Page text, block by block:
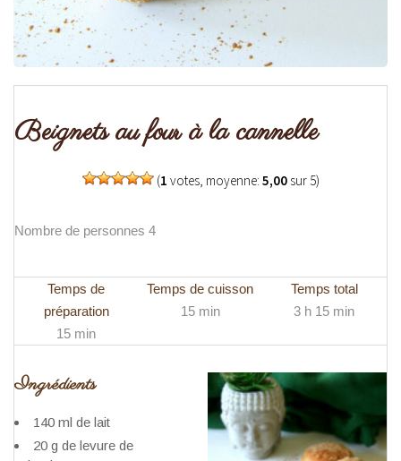
Beignets au four à la cannelle
(1 votes, moyenne: 5,00sur 5)
Nombre de personnes 4
Temps de
préparation
15 min
Temps de cuisson
15 min
Temps total
3 h 15 min
Ingrédients
140 ml de lait
20 g de levure de